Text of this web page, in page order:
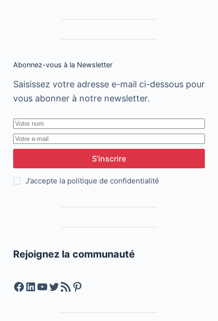
Abonnez-vous à la Newsletter
Saisissez votre adresse e-mail ci-dessous pour
vous abonner à notre newsletter.
S’inscrire
J’accepte la politique de confidentialité
Rejoignez la communauté
Facebook
LinkedIn
YouTube
Twitter
Feed RSSPinterest